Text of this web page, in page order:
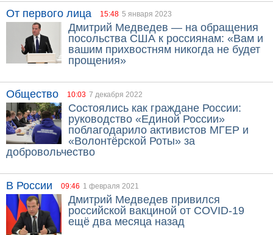
От первого лица 15:48 5 января 2023
Дмитрий Медведев — на обращения
посольства США к россиянам: «Вам и
вашим прихвостням никогда не будет
прощения»
Общество 10:03 7 декабря 2022
Состоялись как граждане России:
руководство «Единой России»
поблагодарило активистов МГЕР и
«Волонтёрской Роты» за
добровольчество
В России 09:46 1 февраля 2021
Дмитрий Медведев привился
российской вакциной от COVID-19
ещё два месяца назад